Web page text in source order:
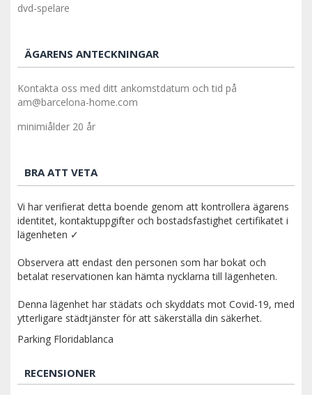
dvd-spelare
ÄGARENS ANTECKNINGAR
Kontakta oss med ditt ankomstdatum och tid på
am@barcelona-home.com
minimiålder 20 år
BRA ATT VETA
Vi har verifierat detta boende genom att kontrollera ägarens
identitet, kontaktuppgifter och bostadsfastighet certifikatet i
lägenheten ✓
Observera att endast den personen som har bokat och
betalat reservationen kan hämta nycklarna till lägenheten.
Denna lägenhet har städats och skyddats mot Covid-19, med
ytterligare städtjänster för att säkerställa din säkerhet.
Parking Floridablanca
RECENSIONER